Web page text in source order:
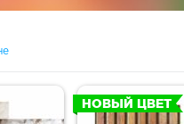
НОВЫЙ ЦВЕТ